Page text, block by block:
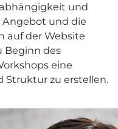
und
Angebot und die
auf der Website
Beginn des
eine
Struktur zu erstellen.